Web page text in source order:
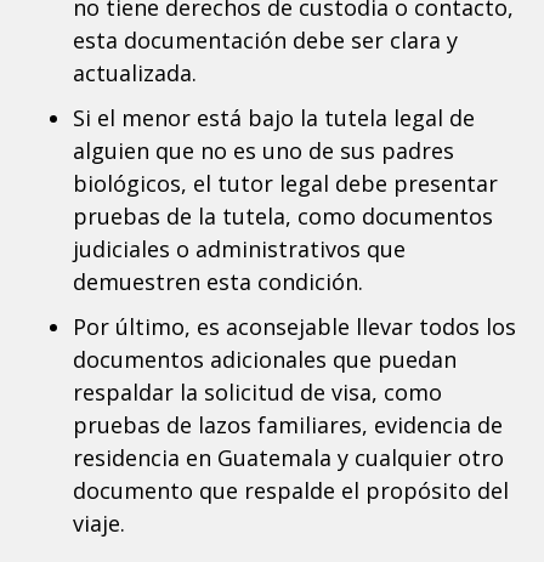
no tiene derechos de custodia o contacto,
esta documentación debe ser clara y
actualizada.
Si el menor está bajo la tutela legal de
alguien que no es uno de sus padres
biológicos, el tutor legal debe presentar
pruebas de la tutela, como documentos
judiciales o administrativos que
demuestren esta condición.
Por último, es aconsejable llevar todos los
documentos adicionales que puedan
respaldar la solicitud de visa, como
pruebas de lazos familiares, evidencia de
residencia en Guatemala y cualquier otro
documento que respalde el propósito del
viaje.